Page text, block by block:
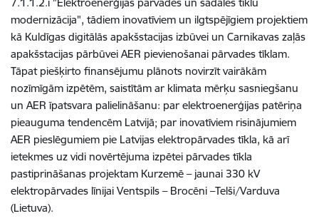
modernizācija", tādiem inovatīviem un ilgtspējīgiem projektiem
kā Kuldīgas digitālās apakšstacijas izbūvei un Carnikavas zaļās
apakšstacijas pārbūvei AER pievienošanai pārvades tīklam.
Tāpat piešķirto finansējumu plānots novirzīt vairākām
nozīmīgām izpētēm, saistītām ar klimata mērķu sasniegšanu
un AER īpatsvara palielināšanu: par elektroenerģijas patēriņa
pieauguma tendencēm Latvijā; par inovatīviem risinājumiem
AER pieslēgumiem pie Latvijas elektropārvades tīkla, kā arī
ietekmes uz vidi novērtējuma izpētei pārvades tīkla
pastiprināšanas projektam Kurzemē – jaunai 330 kV
elektropārvades līnijai Ventspils – Brocēni –Telši/Varduva
(Lietuva).